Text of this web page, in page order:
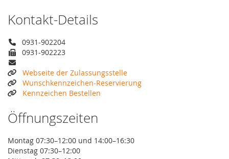
Kontakt-Details
0931-902204
0931-902223
Webseite der Zulassungsstelle
Wunschkennzeichen-Reservierung
Kennzeichen Bestellen
Öffnungszeiten
Montag 07:30–12:00 und 14:00–16:30
Dienstag 07:30–12:00